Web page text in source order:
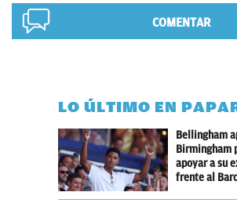
COMENTAR
LO ÚLTIMO EN
Bellingham
Birmingham
apoyar a su
frente al